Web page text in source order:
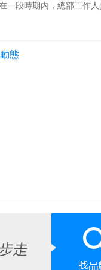
段時期內，總部工作人
態